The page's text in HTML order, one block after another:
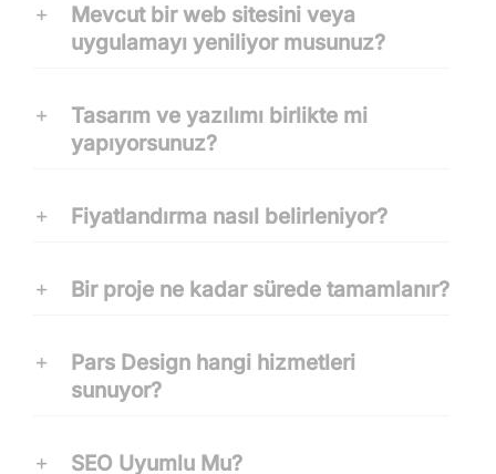
Mevcut bir web sitesini veya
uygulamayı yeniliyor musunuz?
Tasarım ve yazılımı birlikte mi
yapıyorsunuz?
Fiyatlandırma nasıl belirleniyor?
Bir proje ne kadar sürede tamamlanır?
Pars Design hangi hizmetleri
sunuyor?
SEO Uyumlu Mu?